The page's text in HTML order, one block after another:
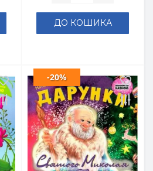
ДО КОШИКА
-20%